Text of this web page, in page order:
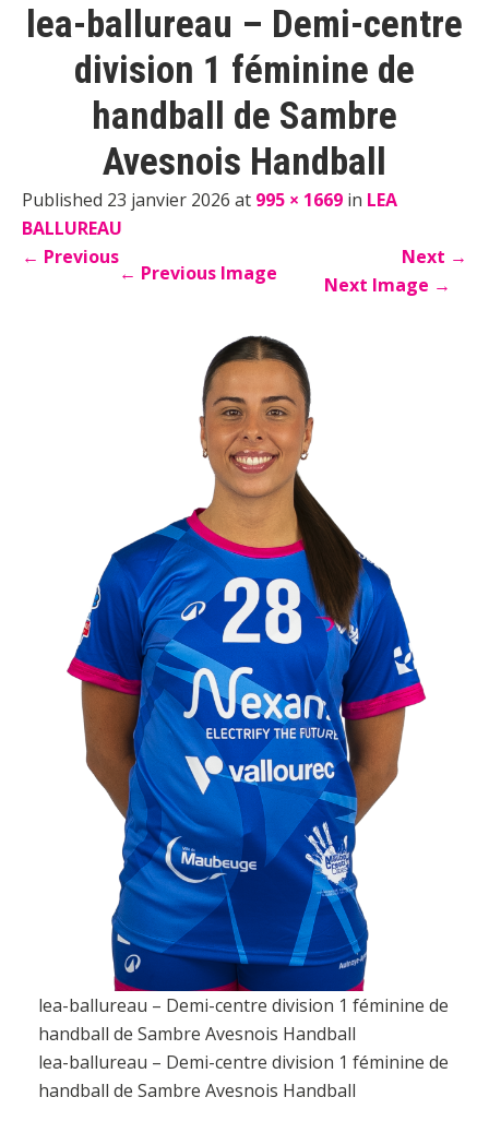
lea-ballureau – Demi-centre
division 1 féminine de
handball de Sambre
Avesnois Handball
Published 23 janvier 2026 at 995 × 1669 in LEA
BALLUREAU
← Previous Next →
← Previous Image Next Image →
lea-ballureau – Demi-centre division 1 féminine de
handball de Sambre Avesnois Handball
lea-ballureau – Demi-centre division 1 féminine de
handball de Sambre Avesnois Handball